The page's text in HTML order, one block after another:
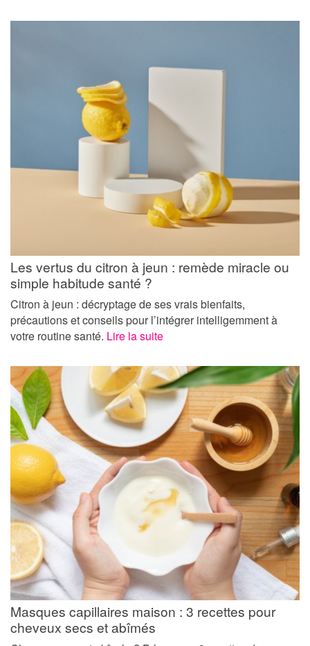
Les vertus du citron à jeun : remède miracle ou
simple habitude santé ?
Citron à jeun : décryptage de ses vrais bienfaits,
précautions et conseils pour l’intégrer intelligemment à
votre routine santé. Lire la suite
Masques capillaires maison : 3 recettes pour
cheveux secs et abîmés